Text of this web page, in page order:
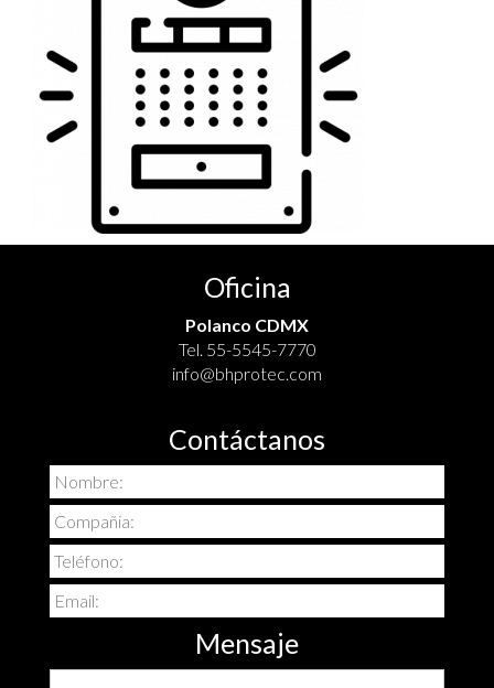
Oficina
Polanco CDMX
Tel. 55-5545-7770
info@bhprotec.com
Contáctanos
Mensaje